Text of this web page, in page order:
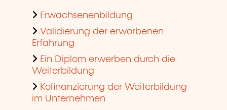
Erwachsenenbildung
Validierung der erworbenen
Erfahrung
Ein Diplom erwerben durch die
Weiterbildung
Kofinanzierung der Weiterbildung
im Unternehmen